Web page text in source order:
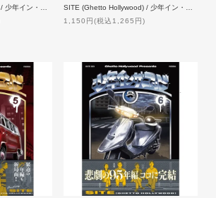
1,150円(税込1,265円)